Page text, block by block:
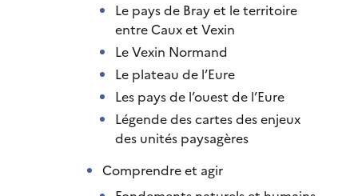
Le pays de Bray et le territoire
entre Caux et Vexin
Le Vexin Normand
Le plateau de l’Eure
Les pays de l’ouest de l’Eure
Légende des cartes des enjeux
des unités paysagères
Comprendre et agir